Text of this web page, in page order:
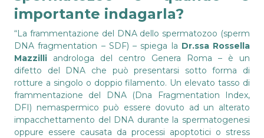
importante indagarla?
“La frammentazione del DNA dello spermatozoo (sperm
DNA fragmentation – SDF) – spiega la Dr.ssa Rossella
Mazzilli
androloga del centro Genera Roma – è un
difetto del DNA che può presentarsi sotto forma di
rotture a singolo o doppio filamento. Un elevato tasso di
frammentazione del DNA (Dna Fragmentation Index,
DFI) nemaspermico può essere dovuto ad un alterato
impacchettamento del DNA durante la spermatogenesi
oppure essere causata da processi apoptotici o stress